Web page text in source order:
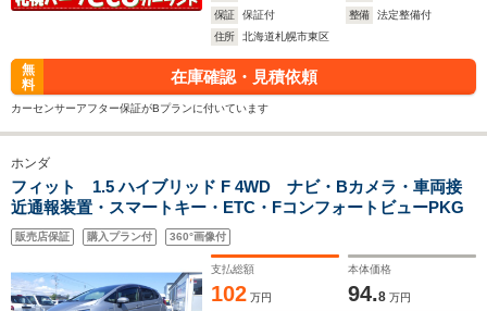
保証
保証付 整備
法定整備付
住所
北海道札幌市東区
無
料
在庫確認・見積依頼
カーセンサーアフター保証がBプランに付いています
ホンダ
フィット 1.5 ハイブリッド F 4WD ナビ・Bカメラ・車両接
近通報装置・スマートキー・ETC・FコンフォートビューPKG
販売店保証 購入プラン付 360°画像付
支払総額
102 万円
本体価格
94.8 万円